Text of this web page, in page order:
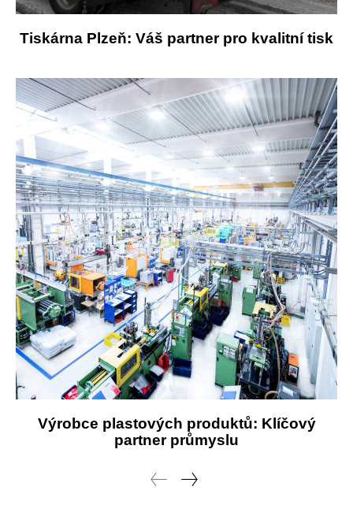
Tiskárna Plzeň: Váš partner pro kvalitní tisk
Výrobce plastových produktů: Klíčový
partner průmyslu